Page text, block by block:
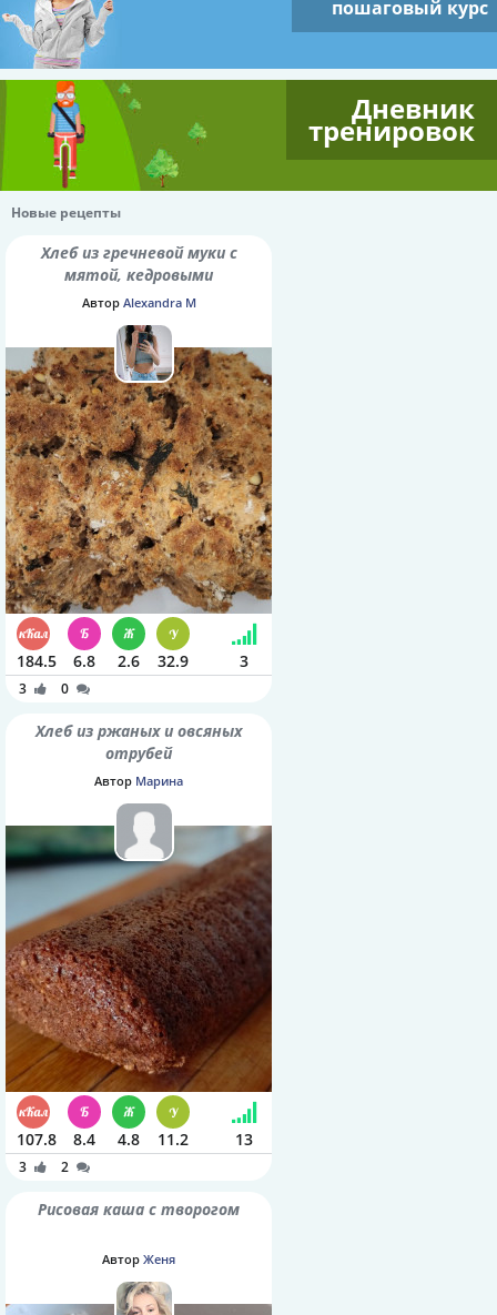
пошаговый курс
Дневник
тренировок
Новые рецепты
Хлеб из гречневой муки с
мятой, кедровыми
орешками и семенами
Автор Alexandra M
184.5 6.8 2.6 32.9 3
3 0
Хлеб из ржаных и овсяных
отрубей
Автор Марина
107.8 8.4 4.8 11.2 13
3 2
Рисовая каша с творогом
Автор Женя